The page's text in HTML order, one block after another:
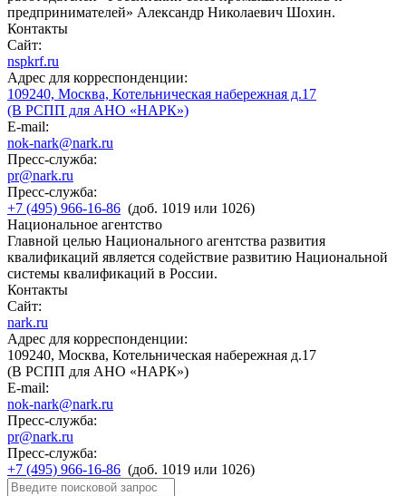
предпринимателей» Александр Николаевич Шохин.
Контакты
Сайт:
nspkrf.ru
Адрес для корреспонденции:
109240, Москва, Котельническая набережная д.17
(В РСПП для АНО «НАРК»)
E-mail:
nok-nark@nark.ru
Пресс-служба:
pr@nark.ru
Пресс-служба:
+7 (495) 966-16-86 (доб. 1019 или 1026)
Национальное агентство
Главной целью Национального агентства развития
квалификаций является содействие развитию Национальной
системы квалификаций в России.
Контакты
Сайт:
nark.ru
Адрес для корреспонденции:
109240, Москва, Котельническая набережная д.17
(В РСПП для АНО «НАРК»)
E-mail:
nok-nark@nark.ru
Пресс-служба:
pr@nark.ru
Пресс-служба:
+7 (495) 966-16-86 (доб. 1019 или 1026)